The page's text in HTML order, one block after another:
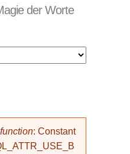
der Worte
: Constant